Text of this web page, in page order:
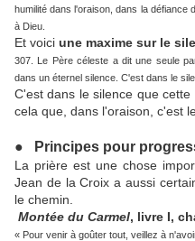
humilité dans l'oraison, dans la défiance
à Dieu.
Et voici une maxime sur le
307. Le Père céleste a dit une seule
dans un éternel silence. C'est dans le
C'est dans le silence que
cela que, dans l'oraison, c'est
● Principes pour
La prière est une chose
Jean de la Croix a aussi
le chemin.
Montée du Carmel, livre I,
« Pour venir à goûter tout, veillez à